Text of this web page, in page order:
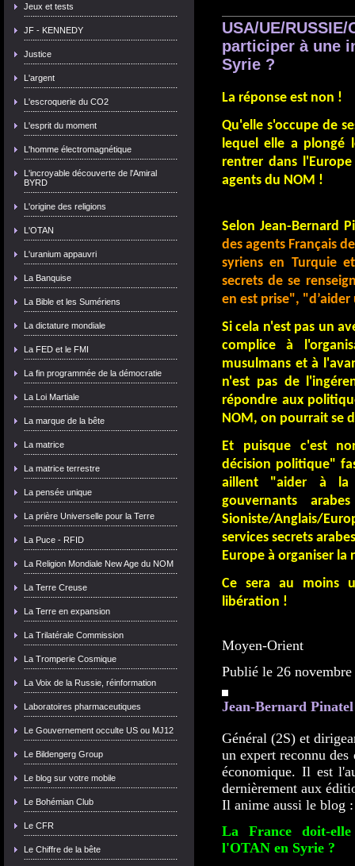
Jeux et tests
JF - KENNEDY
Justice
L'argent
L'escroquerie du CO2
L'esprit du moment
L'homme électromagnétique
L'incroyable découverte de l'Amiral
BYRD
L'origine des religions
L'OTAN
L'uranium appauvri
La Banquise
La Bible et les Sumériens
La dictature mondiale
La FED et le FMI
La fin programmée de la démocratie
La Loi Martiale
La marque de la bête
La matrice
La matrice terrestre
La pensée unique
La prière Universelle pour la Terre
La Puce - RFID
La Religion Mondiale New Age du NOM
La Terre Creuse
La Terre en expansion
La Trilatérale Commission
La Tromperie Cosmique
La Voix de la Russie, réinformation
Laboratoires pharmaceutiques
Le Gouvernement occulte US ou MJ12
Le Bildengerg Group
Le blog sur votre mobile
Le Bohémian Club
Le CFR
Le Chiffre de la bête
USA/UE/
participer à une
Syrie ?
La réponse est non !
Qu'elle s'occupe de
lequel elle a plongé
rentrer dans
agents du NOM !
Selon Jean-Bernard
des agents Français
syriens en Turquie
secrets de se
en est prise",
Si cela n'est pas un
complice à
musulmans et à
n'est pas de
répondre aux
NOM, on pourrait se
Et puisque c'est
décision politique"
aillent "aider à la
gouvernants
Sioniste/Anglais/
services secrets
Europe à organiser la
Ce sera au moins
libération !
Moyen-Orient
Publié le 26
Jean-Bernard Pinatel
Général (2S) et
un expert reconnu
économique. Il est
dernièrement aux
Il anime aussi le blog
La France doit-
l'OTAN en Syrie ?